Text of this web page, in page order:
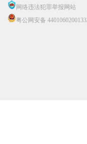
网络违法犯罪举报网站
粤公网安备